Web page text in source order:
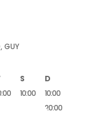
GUY
S
D
10:00
10:00
20:00